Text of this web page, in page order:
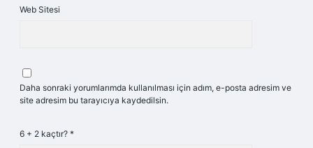
Web Sitesi
Daha sonraki yorumlarımda kullanılması için adım, e-posta adresim ve
site adresim bu tarayıcıya kaydedilsin.
6 + 2 kaçtır? *